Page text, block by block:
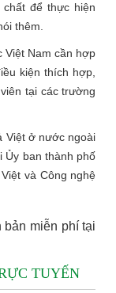
để thực hiện
thêm.
Việt Nam cần hợp
kiện thích hợp,
tại các trường
Việt ở nước ngoài
Ủy ban thành phố
và Công nghệ
bản miễn phí tại
TUYẾN